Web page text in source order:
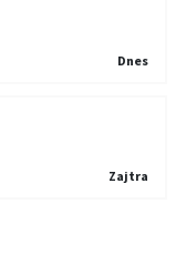
Dnes
Zajtra